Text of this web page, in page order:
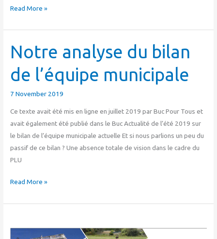
Read More »
Notre analyse du bilan
de l’équipe municipale
7 November 2019
Ce texte avait été mis en ligne en juillet 2019 par Buc Pour Tous et
avait également été publié dans le Buc Actualité de l’été 2019 sur
le bilan de l’équipe municipale actuelle Et si nous parlions un peu du
passif de ce bilan ? Une absence totale de vision dans le cadre du
PLU
Notre
analyse
du
bilan
de
Read More »
: